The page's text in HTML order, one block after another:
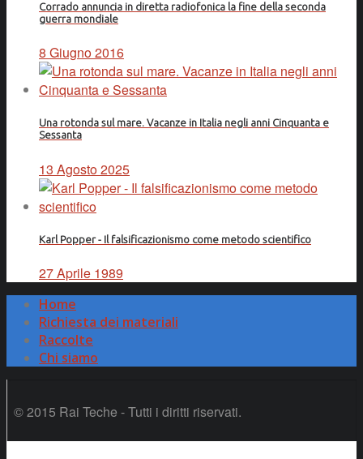
Corrado annuncia in diretta radiofonica la fine della seconda
guerra mondiale
8 Giugno 2016
Una rotonda sul mare. Vacanze in Italia negli anni Cinquanta e
Sessanta
13 Agosto 2025
Karl Popper - Il falsificazionismo come metodo scientifico
27 Aprile 1989
Home
Richiesta dei materiali
Raccolte
Chi siamo
© 2015 Rai Teche - Tutti i diritti riservati.